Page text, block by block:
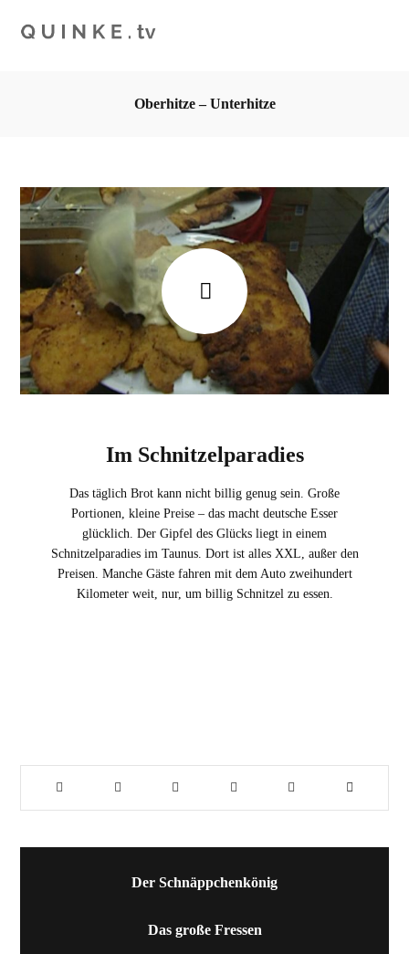
Oberhitze – Unterhitze
Im Schnitzelparadies
Das täglich Brot kann nicht billig genug sein. Große
Portionen, kleine Preise – das macht deutsche Esser
glücklich. Der Gipfel des Glücks liegt in einem
Schnitzelparadies im Taunus. Dort ist alles XXL, außer den
Preisen. Manche Gäste fahren mit dem Auto zweihundert
Kilometer weit, nur, um billig Schnitzel zu essen.
Der Schnäppchenkönig
Das große Fressen